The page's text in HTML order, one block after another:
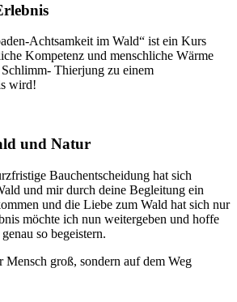
Achtsamkeit im Wald“ ist ein Kurs
Kompetenz und menschliche Wärme
Thierjung zu einem
wird!
und Natur
Bauchentscheidung hat sich
und mir durch deine Begleitung ein
und die Liebe zum Wald hat sich nur
möchte ich nun weitergeben und hoffe
so begeistern.
groß, sondern auf dem Weg